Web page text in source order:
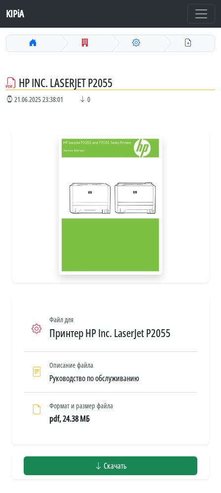
KIPiA
HP INC. LASERJET P2055
21.06.2025 23:38:01 0
Файл для
Принтер HP Inc. LaserJet P2055
Описание файла
Руководство по обслуживанию
Формат и размер файла
pdf, 24.38 МБ
Скачать